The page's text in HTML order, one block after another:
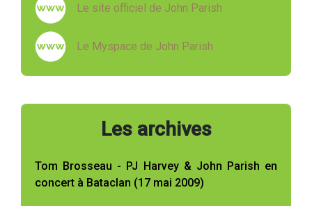
Le site officiel de John Parish
Le Myspace de John Parish
Les archives
Tom Brosseau - PJ Harvey & John Parish en
concert à Bataclan (17 mai 2009)